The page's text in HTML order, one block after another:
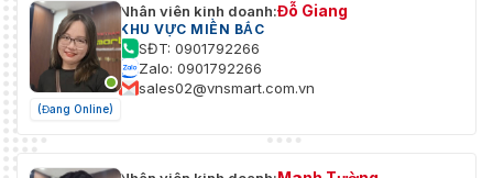
(Đang Online)
Nhân viên kinh doanh:Đỗ Giang
KHU VỰC MIỀN BẮC
SĐT: 0901792266
Zalo: 0901792266
sales02@vnsmart.com.vn